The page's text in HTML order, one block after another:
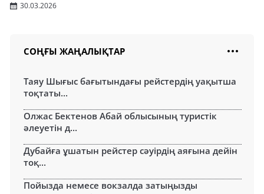
30.03.2026
СОҢҒЫ ЖАҢАЛЫҚТАР
Таяу Шығыс бағытындағы рейстердің уақытша
тоқтаты...
Олжас Бектенов Абай облысының туристік
әлеуетін д...
Дубайға ұшатын рейстер сәуірдің аяғына дейін
тоқ...
Пойызда немесе вокзалда затыңызды